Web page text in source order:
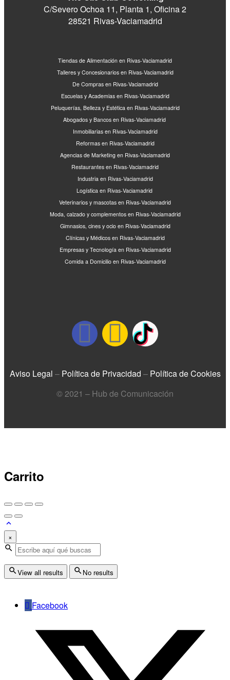
C/Severo Ochoa 11, Planta 1, Oficina 2
28521 Rivas-Vaciamadrid
Tiendas de Alimentación en Rivas-Vaciamadrid
Talleres y Concesionarios en Rivas-Vaciamadrid
De Compras en Rivas-Vaciamadrid
Escuelas y Academias en Rivas-Vaciamadrid
Peluquerías, Belleza y Estética en Rivas-Vaciamadrid
Abogados y Bancos en Rivas-Vaciamadrid
Inmobiliarias en Rivas-Vaciamadrid
Reformas en Rivas-Vaciamadrid
Agencias de Marketing en Rivas-Vaciamadrid
Restaurantes en Rivas-Vaciamadrid
Industria en Rivas-Vaciamadrid
Logística en Rivas-Vaciamadrid
Veterinarios y mascotas en Rivas-Vaciamadrid
Moda, calzado y complementos en Rivas-Vaciamadrid
Gimnasios, cines y ocio en Rivas-Vaciamadrid
Clínicas y Médicos en Rivas-Vaciamadrid
Empresas y Tecnología en Rivas-Vaciamadrid
Comida a Domicilio en Rivas-Vaciamadrid
Aviso Legal – Política de Privacidad – Política de Cookies
© 2021 – Hub de Comunicación
Carrito
×
View all results No results
Facebook